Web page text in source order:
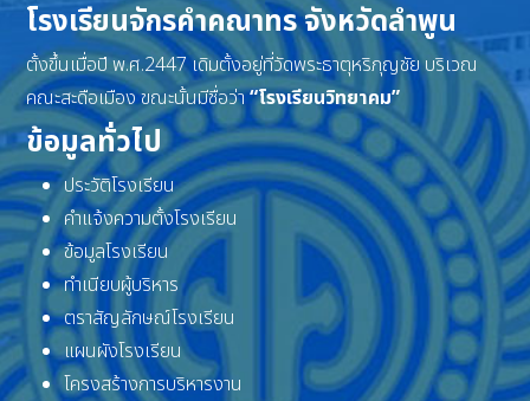
โรงเรียนจักรคำคณาทร จังหวัดลำพูน
ตั้งขึ้นเมื่อปี พ.ศ.2447 เดิมตั้งอยู่ที่วัดพระธาตุหริภุญชัย บริเวณ
คณะสะดือเมือง ขณะนั้นมีชื่อว่า“โรงเรียนวิทยาคม”
ข้อมูลทั่วไป
ประวัติโรงเรียน
คำแจ้งความตั้งโรงเรียน
ข้อมูลโรงเรียน
ทำเนียบผู้บริหาร
ตราสัญลักษณ์โรงเรียน
แผนผังโรงเรียน
โครงสร้างการบริหารงาน